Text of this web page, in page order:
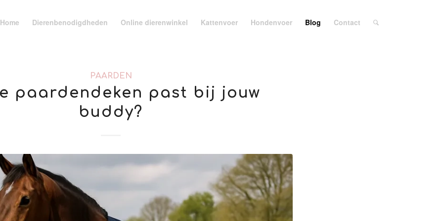
Home Dierenbenodigdheden Online dierenwinkel Kattenvoer Hondenvoer Blog Contact
PAARDEN
paardendeken past bij jouw
buddy?